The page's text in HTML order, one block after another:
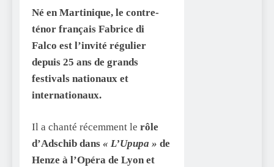
Né en Martinique, le contre-
ténor français Fabrice di
Falco est l’invité régulier
depuis 25 ans de grands
festivals nationaux et
internationaux.
Il a chanté récemment le rôle
d’Adschib dans « L’Upupa » de
Henze à l’Opéra de Lyon et